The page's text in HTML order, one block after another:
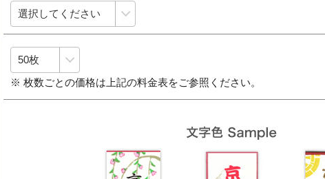
※ 枚数ごとの価格は上記の料金表をご参照ください。